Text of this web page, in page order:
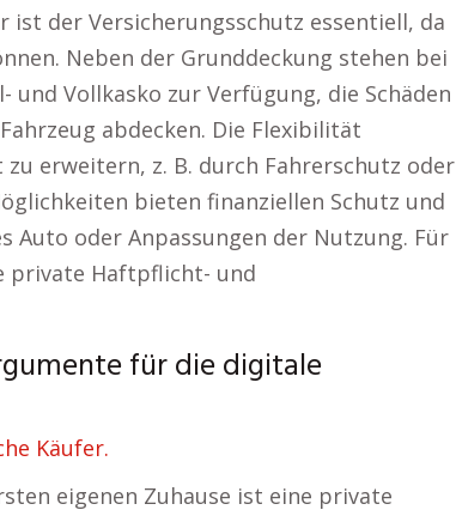
ist der Versicherungsschutz essentiell, da
Neben der Grunddeckung stehen bei
Vollkasko zur Verfügung, die Schäden
abdecken. Die Flexibilität
erweitern, z. B. durch Fahrerschutz oder
bieten finanziellen Schutz und
Auto oder Anpassungen der Nutzung. Für
private Haftpflicht- und
für die digitale
Käufer.
eigenen Zuhause ist eine private